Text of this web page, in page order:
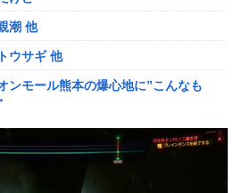
、新武器、東方コラボ、EXレベル
ト盛り沢山！？貴様ら何から始める？
の党員から銀行口座を作る権利を剥
シオン
衛艦ちょうかいによるトマホーク巡航
潮 他
ウサギ 他
ンモール熊本の爆心地に”こんなも
」
獲っていたYouTuberの現在ｗｗｗｗ
ほぼバイオテロレベルのやらかしで観
ｗｗｗ